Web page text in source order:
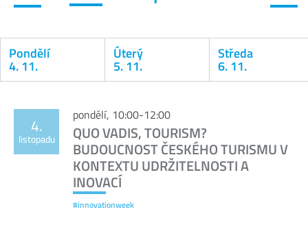
Pondělí
4. 11.
Úterý
5. 11.
Středa
6. 11.
Kalendář
4.
listopadu
pondělí, 10:00-12:00
QUO VADIS, TOURISM?
BUDOUCNOST ČESKÉHO TURISMU V
KONTEXTU UDRŽITELNOSTI A
INOVACÍ
#innovationweek